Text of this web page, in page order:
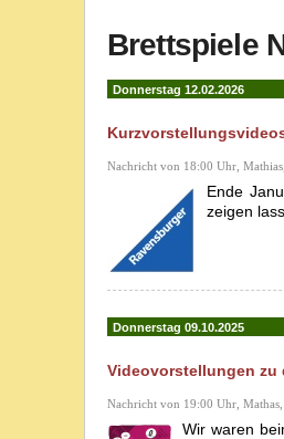
Brettspiele
Donnerstag 12.02.2026
Nachricht von 18:00 Uhr,
Ende
zeigen
Donnerstag 09.10.2025
Videovorstellungen zu
Nachricht von 19:00 Uhr,
Wir waren